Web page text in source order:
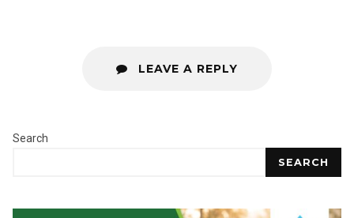
LEAVE A REPLY
Search
SEARCH